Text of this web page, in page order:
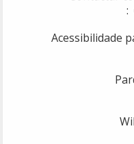
Acessibilidade